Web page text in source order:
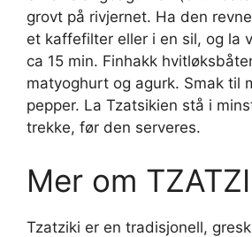
grovt på rivjernet. Ha den
et kaffefilter eller i en sil, og la
ca 15 min. Finhakk
matyoghurt og agurk. Smak til
pepper. La Tzatsikien stå i
trekke, før den serveres.
Mer om
Tzatziki er en tradisjonell,